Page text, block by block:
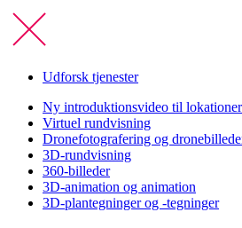
Udforsk tjenester
Ny introduktionsvideo til lokationer
Virtuel rundvisning
Dronefotografering og
3D-rundvisning
360-billeder
3D-animation og animation
3D-plantegninger og -tegninger